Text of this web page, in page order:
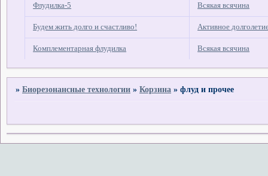
Флудилка-5 Всякая всячина
Будем жить долго и счастливо! Активное
Комплементарная флудилка Всякая всячина
»Биорезонансные технологии »Корзина »флуд и прочее